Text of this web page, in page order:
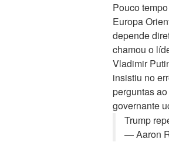
Pouco
Europa
depende
chamou o
Vladimir
insistiu no
perguntas
governante
Trump
— Aaron